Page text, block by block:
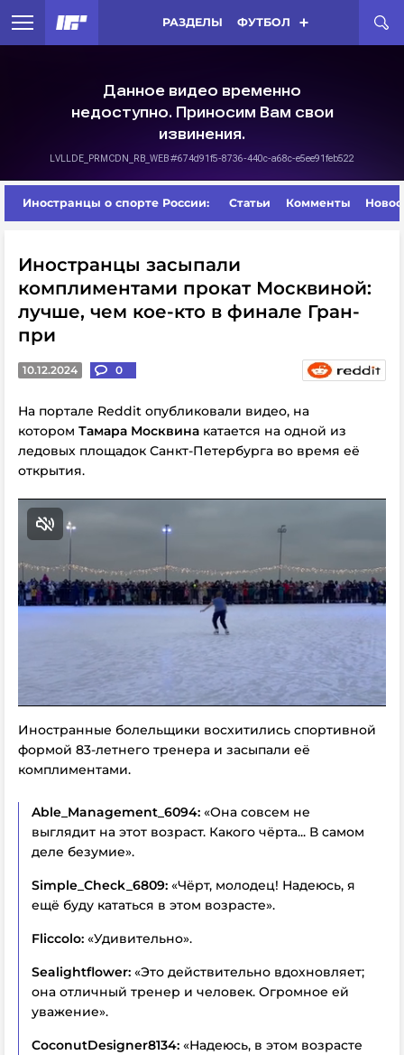
РАЗДЕЛЫ ФУТБОЛ
Иностранцы о спорте России: Статьи Комменты
Иностранцы засыпали
комплиментами прокат Москвиной:
лучше, чем кое-кто в финале Гран-
при
10.12.2024 0
На портале Reddit опубликовали видео, на
котором Тамара Москвина катается на одной из
ледовых площадок Санкт-Петербурга во время её
открытия.
Иностранные болельщики восхитились спортивной
формой 83-летнего тренера и засыпали её
комплиментами.
Able_Management_6094: «Она совсем не
выглядит на этот возраст. Какого чёрта... В самом
деле безумие».
Simple_Check_6809: «Чёрт, молодец! Надеюсь, я
ещё буду кататься в этом возрасте».
Fliccolo: «Удивительно».
Sealightflower: «Это действительно вдохновляет;
она отличный тренер и человек. Огромное ей
уважение».
CoconutDesigner8134: «Надеюсь, в этом возрасте